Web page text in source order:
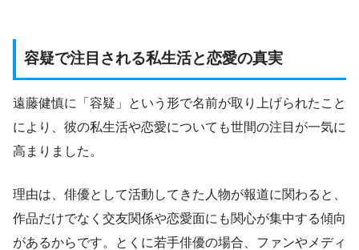
容疑で注目される私生活と恋愛の真実
遠藤健慎に「容疑」という形で名前が取り上げられたこと
により、彼の私生活や恋愛についても世間の注目が一気に
高まりました。
理由は、俳優として活動してきた人物が報道に関わると、
作品だけでなく交友関係や恋愛面にも関心が集中する傾向
があるからです。とくに若手俳優の場合、ファンやメディ